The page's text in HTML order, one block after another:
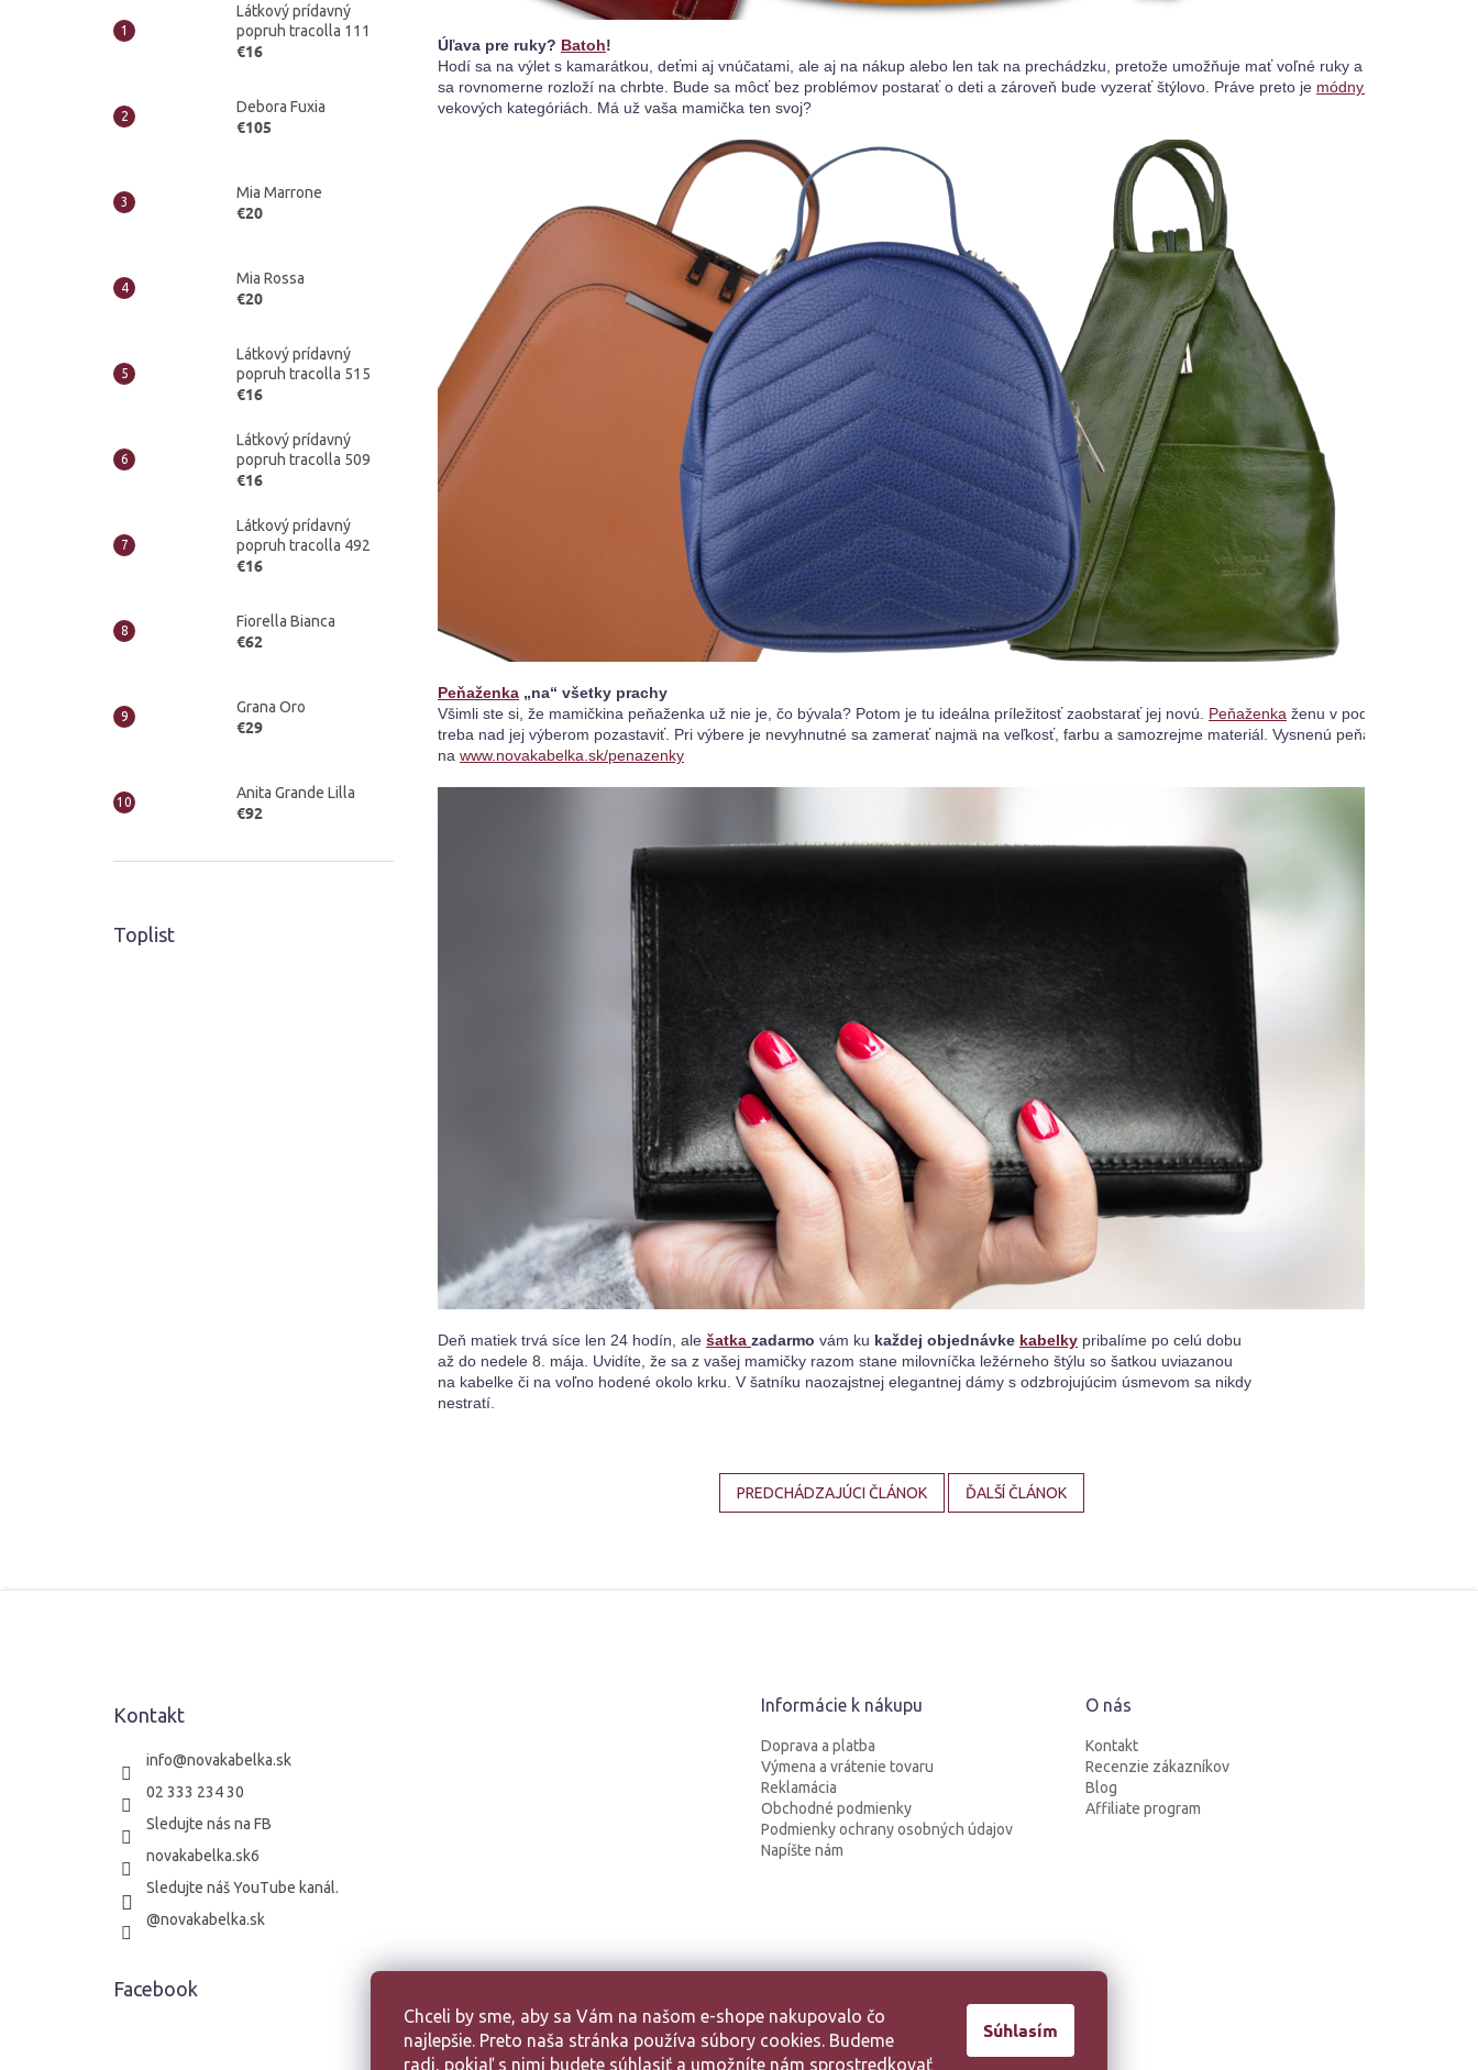
Chceli by sme, aby sa Vám na našom e-shope nakupovalo čo
najlepšie. Preto naša stránka používa súbory cookies. Budeme
radi, pokiaľ s nimi budete súhlasiť a umožníte nám sprostredkovať
Súhlasím
Látkový prídavný
popruh tracolla 111
€16
Debora Fuxia
€105
Mia Marrone
€20
Mia Rossa
€20
Látkový prídavný
popruh tracolla 515
€16
Látkový prídavný
popruh tracolla 509
€16
Látkový prídavný
popruh tracolla 492
€16
Fiorella Bianca
€62
Grana Oro
€29
Anita Grande Lilla
€92
Toplist
Úľava pre ruky? Batoh!
Hodí sa na výlet s kamarátkou, deťmi aj vnúčatami, ale aj na nákup alebo len tak na prechádzku, pretože umožňuje mať voľné ruky a hmotnosť
sa rovnomerne rozloží na chrbte. Bude sa môcť bez problémov postarať o deti a zároveň bude vyzerať štýlovo. Práve preto je módny batoh
Peňaženka „na“ všetky prachy
Všimli ste si, že mamičkina peňaženka už nie je, čo bývala? Potom je tu ideálna príležitosť zaobstarať jej novú. Peňaženka ženu v podstate
treba nad jej výberom pozastaviť. Pri výbere je nevyhnutné sa zamerať najmä na veľkosť, farbu a samozrejme materiál. Vysnenú peňaženku pre
na www.novakabelka.sk/penazenky
Deň matiek trvá síce len 24 hodín, ale šatka zadarmo vám ku každej objednávke kabelky pribalíme po celú dobu
až do nedele 8. mája. Uvidíte, že sa z vašej mamičky razom stane milovníčka ležérneho štýlu so šatkou uviazanou
na kabelke či na voľno hodené okolo krku. V šatníku naozajstnej elegantnej dámy s odzbrojujúcim úsmevom sa nikdy
nestratí.
PREDCHÁDZAJÚCI ČLÁNOK ĎALŠÍ ČLÁNOK
Kontakt
info@novakabelka.sk
02 333 234 30
Sledujte nás na FB
novakabelka.sk6
Sledujte náš YouTube kanál.
@novakabelka.sk
Informácie k nákupu
Doprava a platba
Výmena a vrátenie tovaru
Reklamácia
Obchodné podmienky
Podmienky ochrany osobných údajov
Napíšte nám
O nás
Kontakt
Recenzie zákazníkov
Blog
Affiliate program
Facebook